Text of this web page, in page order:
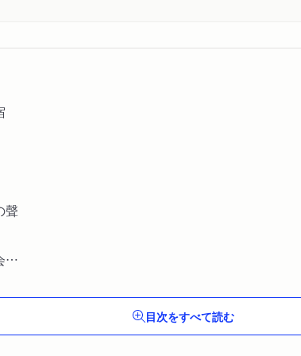
聲
綺譚
目次をすべて読む